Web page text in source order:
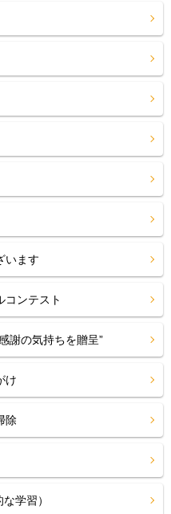
います
コンテスト
謝の気持ちを贈呈”
け
除
学習）